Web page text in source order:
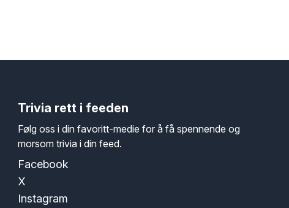
Trivia rett i feeden
Følg oss i din favoritt-medie for å få spennende og
morsom trivia i din feed.
Facebook
X
Instagram